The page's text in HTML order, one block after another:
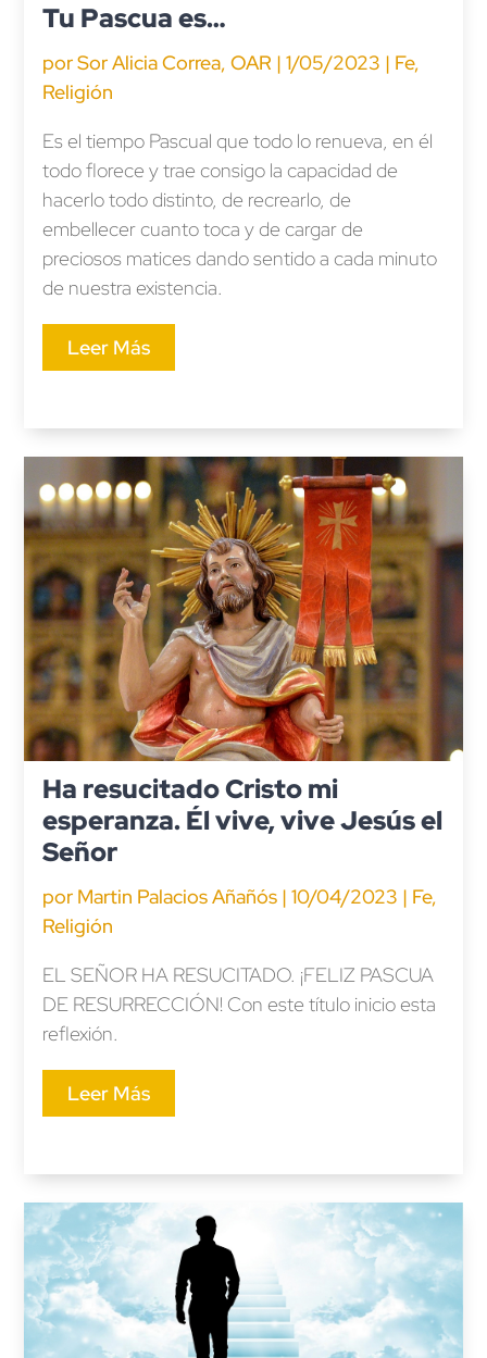
Tu Pascua es…
porSor Alicia Correa, OAR | 1/05/2023 | Fe,
Religión
Es el tiempo Pascual que todo lo renueva, en él
todo florece y trae consigo la capacidad de
hacerlo todo distinto, de recrearlo, de
embellecer cuanto toca y de cargar de
preciosos matices dando sentido a cada minuto
de nuestra existencia.
Leer Más
Ha resucitado Cristo mi
esperanza. Él vive, vive Jesús el
Señor
por Martin Palacios Añañós| 10/04/2023 | Fe,
Religión
EL SEÑOR HA RESUCITADO. ¡FELIZ PASCUA
DE RESURRECCIÓN! Con este título inicio esta
reflexión.
Leer Más